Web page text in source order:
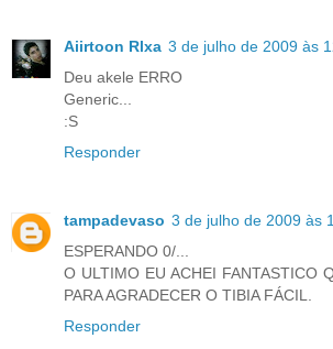
Aiirtoon Rlxa 3 de julho de 2009 às
Deu akele ERRO
Generic...
:S
Responder
tampadevaso 3 de julho de 2009 às
ESPERANDO 0/...
O ULTIMO EU ACHEI FANTASTICO
PARA AGRADECER O TIBIA FÁCIL.
Responder